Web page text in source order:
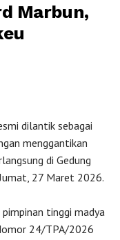
Marbun,
dilantik sebagai
menggantikan
di Gedung
Jumat, 27 Maret 2026.
tinggi madya
24/TPA/2026